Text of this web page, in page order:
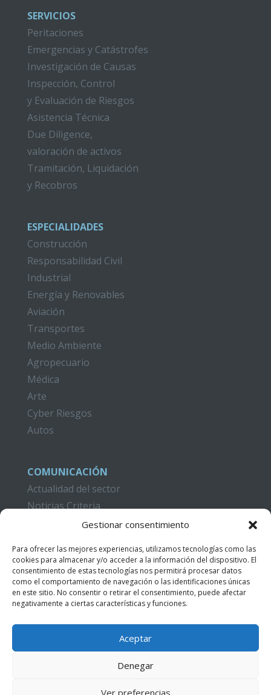
Gestionar consentimiento
Para ofrecer las mejores experiencias, utilizamos tecnologías como las
cookies para almacenar y/o acceder a la información del dispositivo. El
consentimiento de estas tecnologías nos permitirá procesar datos
como el comportamiento de navegación o las identificaciones únicas
en este sitio. No consentir o retirar el consentimiento, puede afectar
negativamente a ciertas características y funciones.
Aceptar
Denegar
Ver preferencias
SERVICIOS
Peritaciones
Emergencias y Catástrofes
Investigación de Causas
Inspección, Control
y Evaluación de Riesgos
Asistencia Técnica
Due Diligence,
valoración de activos
Tramitación, Liquidación
y Recobros
ESPECIALIDADES
Construcción
Responsabilidad Civil
Industrial
Energía y Renovables
Aviación
Transportes
Medio Ambiente
Agropecuario
Médica
Arte
Cyber Riesgos
Autos
COMUNICACIÓN
Actualidad del sector
Noticias Criteria
CAMPUS CRITERIA
Formación
Publicaciones
Acceso Videotutoriales
CONTACTO